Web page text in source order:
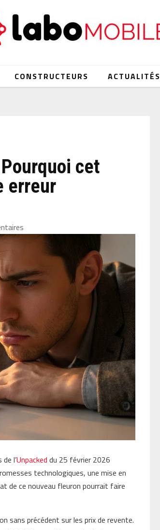
CONSTRUCTEURS ACTUALITÉS
cet
erreur
de l’Unpacked du 25 février 2026
technologiques, une mise en
de ce nouveau fleuron pourrait faire
sans précédent sur les prix de revente.